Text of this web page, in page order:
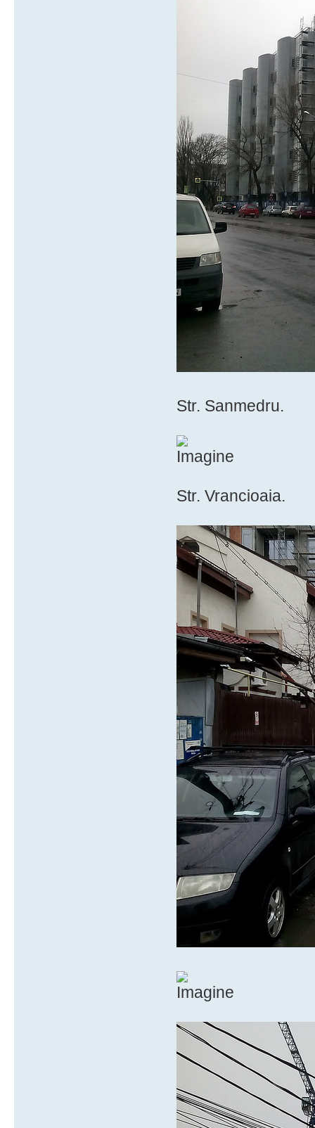
Str. Sanmedru.
Str. Vrancioaia.